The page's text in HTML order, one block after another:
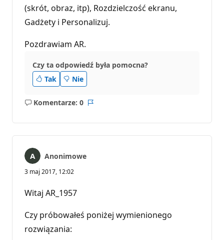
(skrót, obraz, itp), Rozdzielczość ekranu,
Gadżety i Personalizuj.
Pozdrawiam AR.
Czy ta odpowiedź była pomocna?
Tak
Nie
Komentarze: 0
Brak
Anonimowe
3 maj 2017, 12:02
Witaj AR_1957
Czy próbowałeś poniżej wymienionego
rozwiązania: